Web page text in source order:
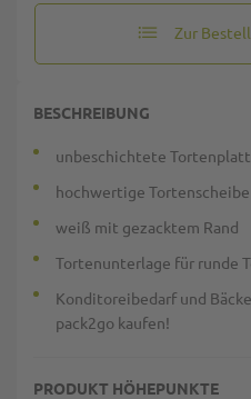
Zur
BESCHREIBUNG
unbeschichtete
hochwertige
weiß mit gezacktem Rand
Tortenunterlage für runde
Konditoreibedarf und
pack2go kaufen!
PRODUKT HÖHEPUNKTE